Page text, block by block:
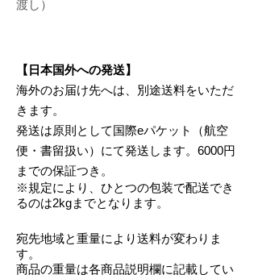
渡し）
【 日本国外への発送】
海外のお届け先へは、別途送料をいただ
きます。
発送は原則として国際eパケット（航空
便・書留扱い）にて発送します。6000円
までの保証つき。
※規定により、ひとつの包装で配送でき
るのは2kgまでとなります。
宛先地域と重量により送料が変わりま
す。
商品の重量は各商品説明欄に記載してい